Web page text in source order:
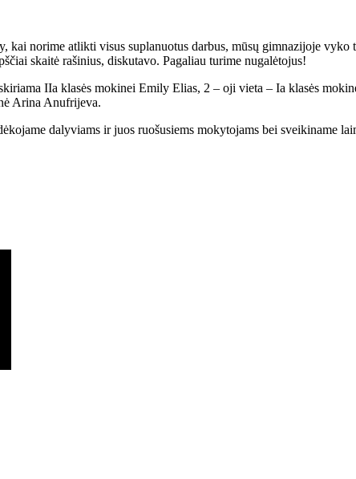
kai norime atlikti visus suplanuotus darbus, mūsų gimnazijoje
skaitė rašinius, diskutavo. Pagaliau turime nugalėtojus!
IIa klasės mokinei Emily Elias, 2 – oji vieta – Ia klasės
Arina Anufrijeva.
dalyviams ir juos ruošusiems mokytojams bei sveikiname